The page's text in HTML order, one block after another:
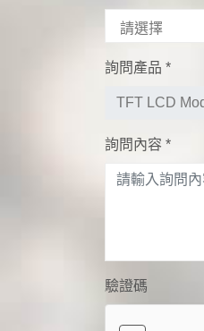
詢問產品 *
詢問內容 *
驗證碼